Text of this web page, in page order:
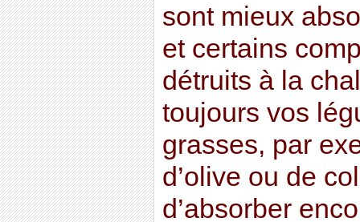
sont mieux
et certains
détruits à la
toujours vos
grasses, par
d’olive ou de
d’absorber